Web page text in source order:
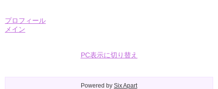
プロフィール
メイン
PC表示に切り替え
Powered by Six Apart